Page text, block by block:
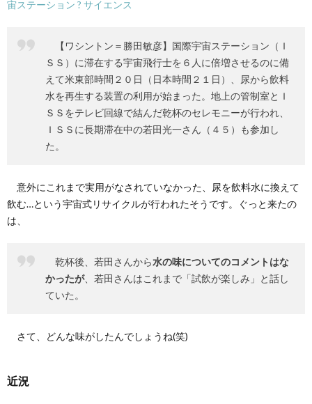
宙ステーション ? サイエンス
【ワシントン＝勝田敏彦】国際宇宙ステーション（Ｉ
ＳＳ）に滞在する宇宙飛行士を６人に倍増させるのに備
えて米東部時間２０日（日本時間２１日）、尿から飲料
水を再生する装置の利用が始まった。地上の管制室とＩ
ＳＳをテレビ回線で結んだ乾杯のセレモニーが行われ、
ＩＳＳに長期滞在中の若田光一さん（４５）も参加し
た。
意外にこれまで実用がなされていなかった、尿を飲料水に換えて
飲む…という宇宙式リサイクルが行われたそうです。ぐっと来たの
は、
乾杯後、若田さんから水の味についてのコメントはな
かったが、若田さんはこれまで「試飲が楽しみ」と話し
ていた。
さて、どんな味がしたんでしょうね(笑)
近況